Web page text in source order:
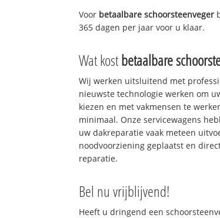
Voor betaalbare schoorsteenveger
365 dagen per jaar voor u klaar.
Wat kostbetaalbare
Wij werken uitsluitend met
nieuwste technologie werken om
kiezen en met vakmensen te
minimaal. Onze servicewagens
uw dakreparatie vaak meteen
noodvoorziening geplaatst en
reparatie.
Bel nu vrijblijvend!
Heeft u dringend een